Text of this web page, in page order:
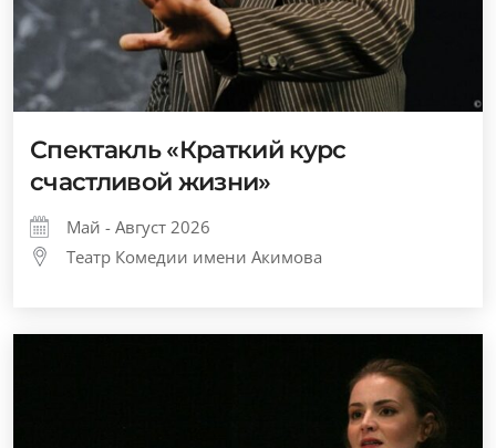
Спектакль «Краткий курс
счастливой жизни»
Май - Август 2026
Театр Комедии имени Акимова